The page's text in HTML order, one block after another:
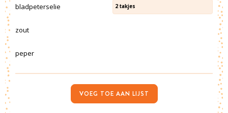
bladpeterselie 2 takjes
zout
peper
VOEG TOE AAN LIJST